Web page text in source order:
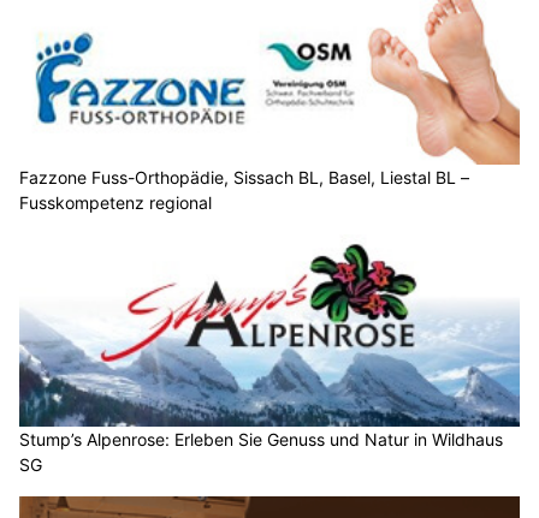
Fazzone Fuss-Orthopädie, Sissach BL, Basel, Liestal BL –
Fusskompetenz regional
Stump’s Alpenrose: Erleben Sie Genuss und Natur in Wildhaus
SG